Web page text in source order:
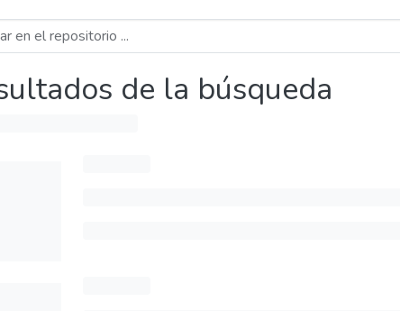
de la búsqueda